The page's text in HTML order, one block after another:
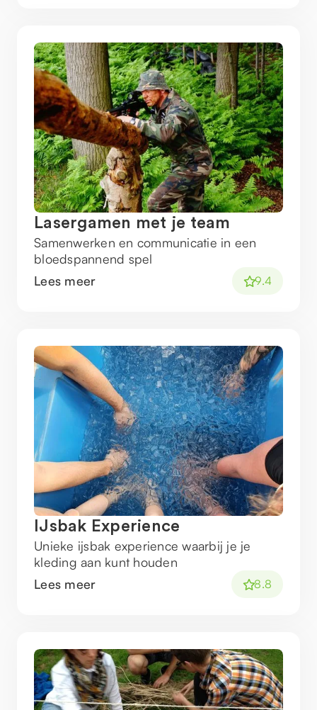
Lasergamen met je team
Samenwerken en communicatie in een
bloedspannend spel
Lees meer
9.4
IJsbak Experience
Unieke ijsbak experience waarbij je je
kleding aan kunt houden
Lees meer
8.8